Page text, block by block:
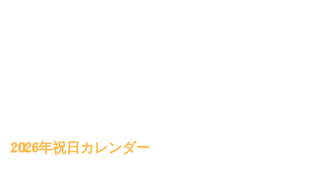
2026年祝日カレンダー